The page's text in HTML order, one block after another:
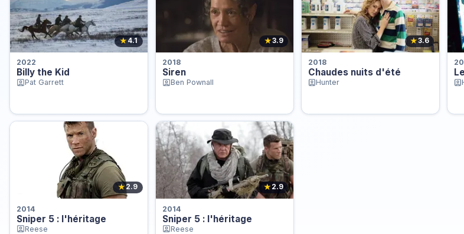
★4.1
2022
Billy the Kid
Pat Garrett
★3.9
2018
Siren
Ben Pownall
★3.6
2018
Chaudes nuits d'été
Hunter
★2.9
2014
Sniper 5 : l'héritage
Reese
★ 2.9
2014
Sniper 5 : l'héritage
Reese